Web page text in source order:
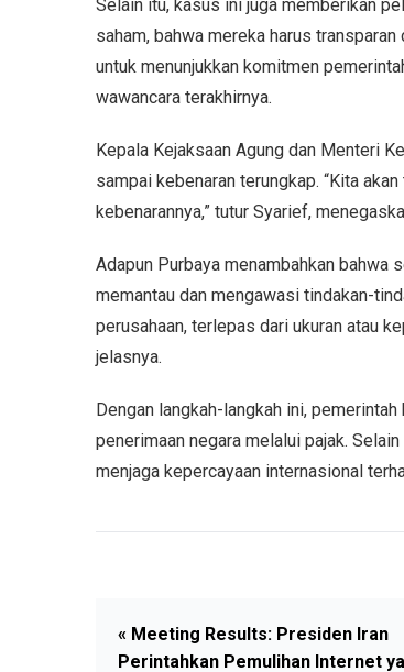
Selain itu, kasus ini juga memberikan
saham, bahwa mereka harus
untuk menunjukkan komitmen
wawancara terakhirnya.
Kepala Kejaksaan Agung dan Menteri
sampai kebenaran terungkap. “Kita
kebenarannya,” tutur Syarief,
Adapun Purbaya menambahkan bahwa
memantau dan mengawasi tindakan-
perusahaan, terlepas dari ukuran atau
jelasnya.
Dengan langkah-langkah ini,
penerimaan negara melalui pajak.
menjaga kepercayaan internasional
« Meeting Results: Presiden Iran
Perintahkan Pemulihan Internet